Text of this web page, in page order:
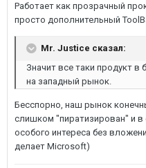
Работает как прозрачный
просто дополнительный
Mr. Justice сказал:
Значит все таки продукт в
на западный рынок.
Бесспорно, наш рынок
слишком "пиратизирован" и в
особого интереса без
делает Microsoft)